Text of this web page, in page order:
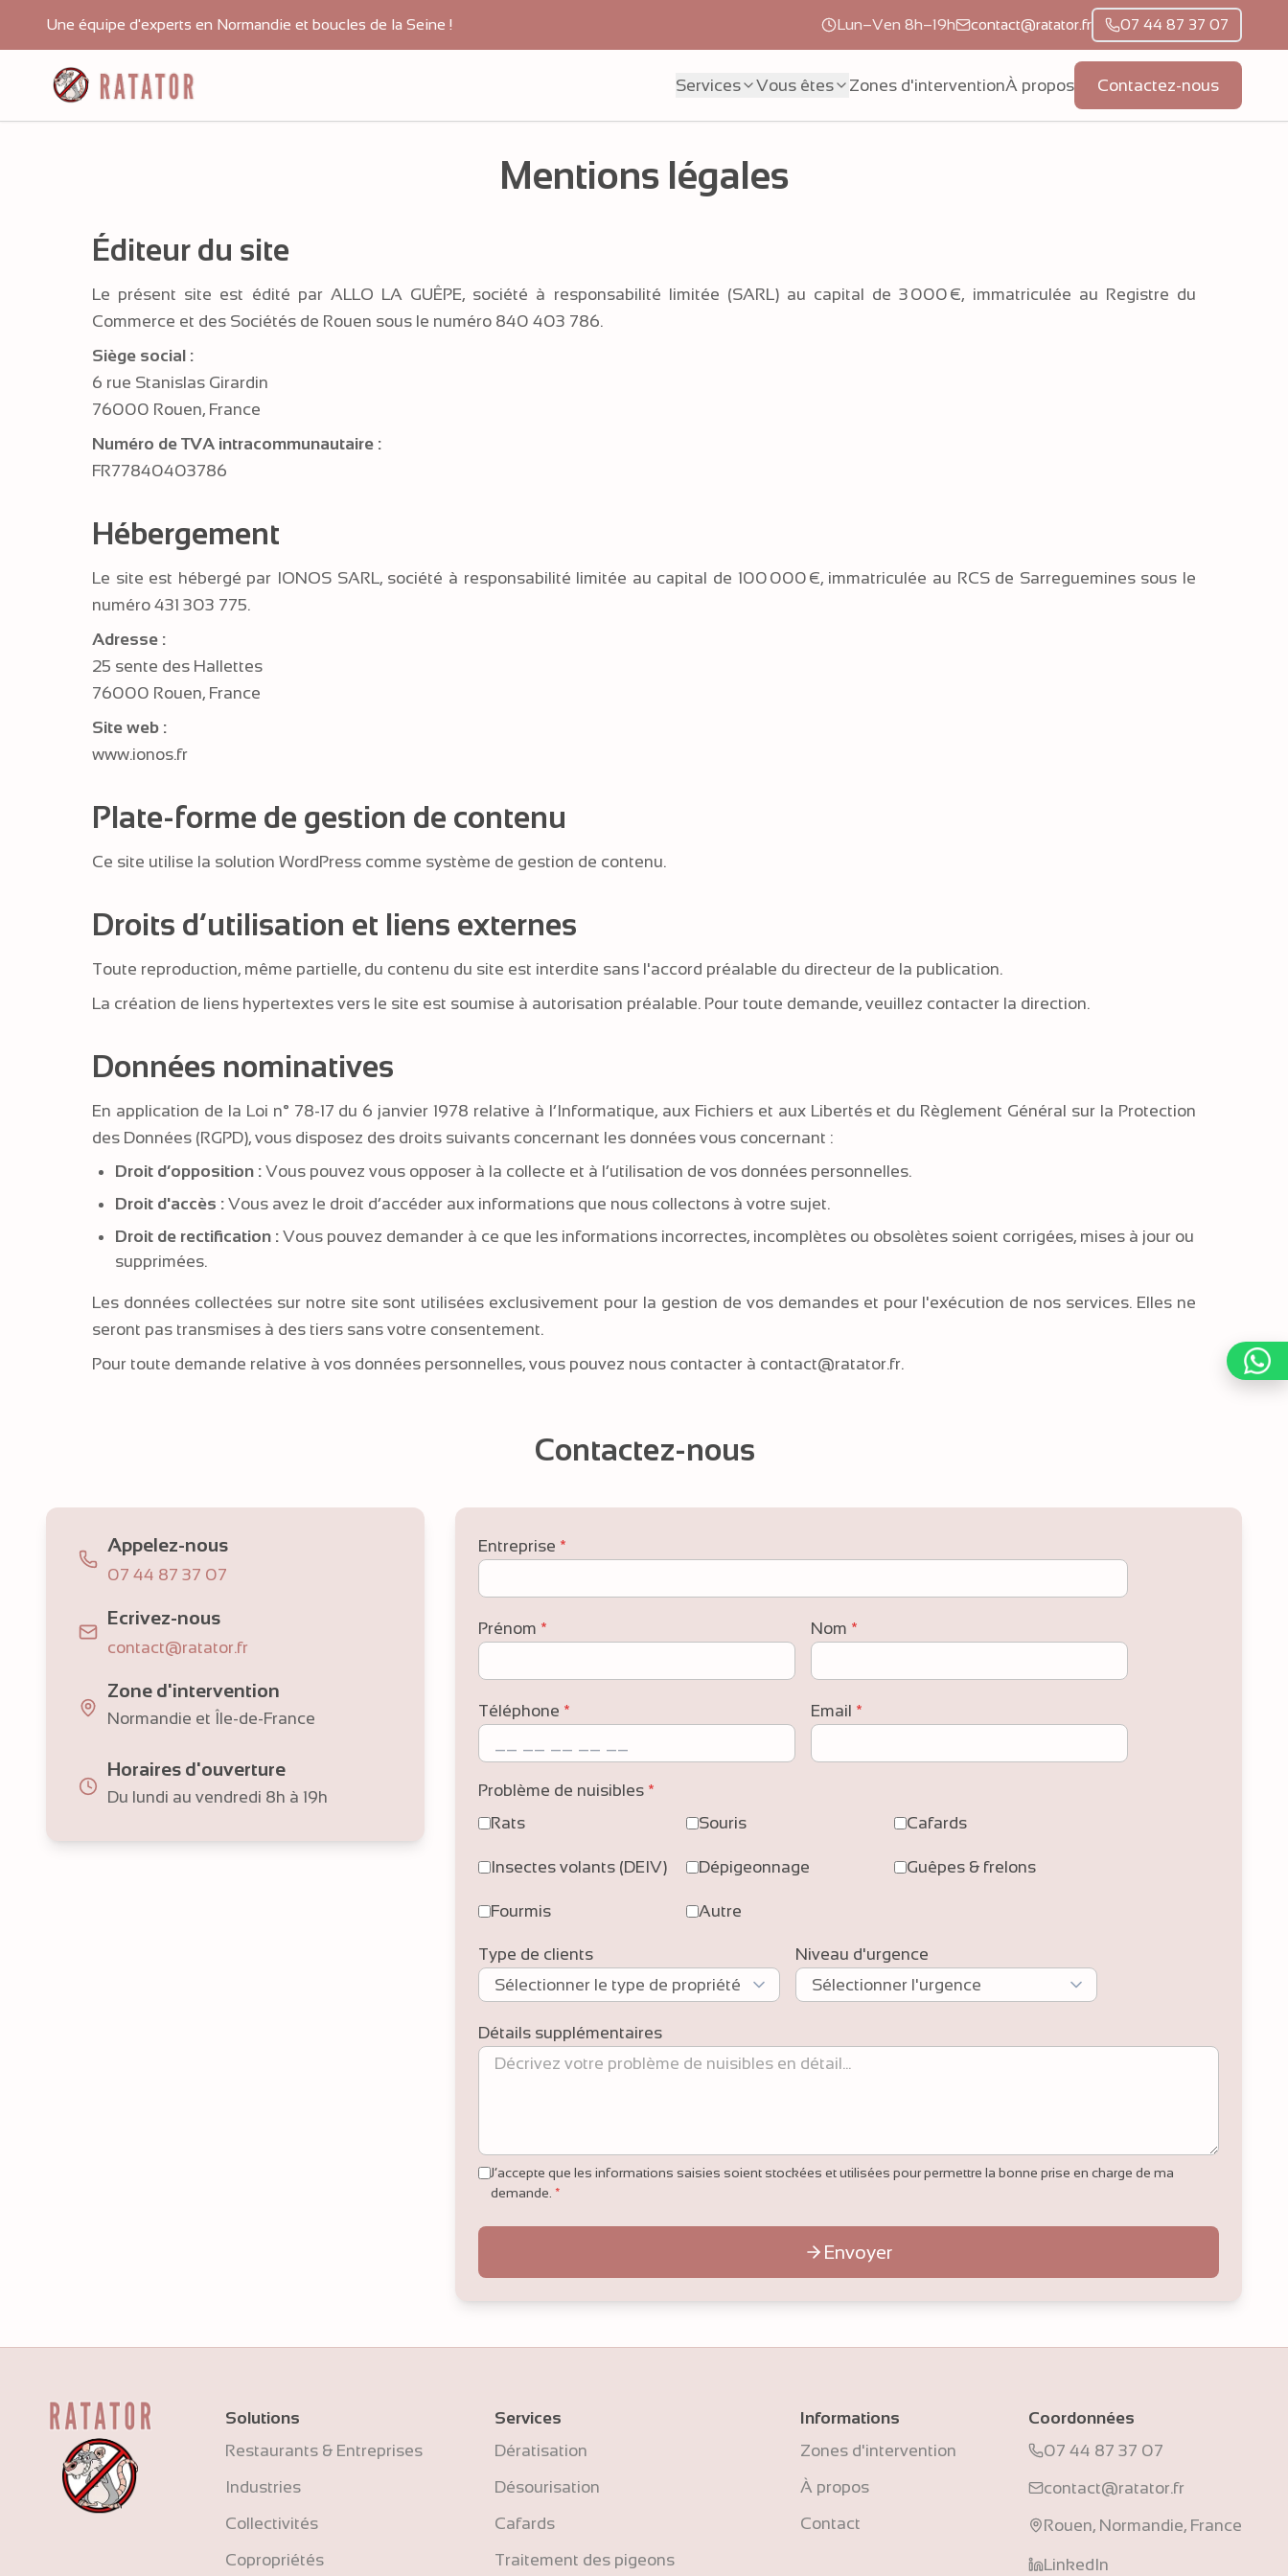
Une équipe d'experts en Normandie et boucles de la Seine ! Lun–Ven 8h–19h contact@ratator.fr 07 44 87 37 07
Services Vous êtes Zones d'interventionÀ propos Contactez-nous
Mentions légales
Éditeur du site
Le présent site est édité par ALLO LA GUÊPE, société à responsabilité limitée (SARL) au capital de 3 000 €, immatriculée au Registre du
Commerce et des Sociétés de Rouen sous le numéro 840 403 786.
Siège social :
6 rue Stanislas Girardin
76000 Rouen, France
Numéro de TVA intracommunautaire :
FR77840403786
Hébergement
Le site est hébergé par IONOS SARL, société à responsabilité limitée au capital de 100 000 €, immatriculée au RCS de Sarreguemines sous le
numéro 431 303 775.
Adresse :
25 sente des Hallettes
76000 Rouen, France
Site web :
www.ionos.fr
Plate-forme de gestion de contenu
Ce site utilise la solution WordPress comme système de gestion de contenu.
Droits d’utilisation et liens externes
Toute reproduction, même partielle, du contenu du site est interdite sans l'accord préalable du directeur de la publication.
La création de liens hypertextes vers le site est soumise à autorisation préalable. Pour toute demande, veuillez contacter la direction.
Données nominatives
En application de la Loi n° 78-17 du 6 janvier 1978 relative à l’Informatique, aux Fichiers et aux Libertés et du Règlement Général sur la Protection
des Données (RGPD), vous disposez des droits suivants concernant les données vous concernant :
Droit d’opposition : Vous pouvez vous opposer à la collecte et à l’utilisation de vos données personnelles.
Droit d'accès : Vous avez le droit d’accéder aux informations que nous collectons à votre sujet.
Droit de rectification : Vous pouvez demander à ce que les informations incorrectes, incomplètes ou obsolètes soient corrigées, mises à jour ou
supprimées.
Les données collectées sur notre site sont utilisées exclusivement pour la gestion de vos demandes et pour l'exécution de nos services. Elles ne
seront pas transmises à des tiers sans votre consentement.
Pour toute demande relative à vos données personnelles, vous pouvez nous contacter à contact@ratator.fr.
Contactez-nous
Appelez-nous
07 44 87 37 07
Ecrivez-nous
contact@ratator.fr
Zone d'intervention
Normandie et Île-de-France
Horaires d'ouverture
Du lundi au vendredi 8h à 19h
Entreprise *
Prénom * Nom *
Téléphone * Email *
Problème de nuisibles *
Rats
Souris Cafards
Insectes volants (DEIV) Dépigeonnage Guêpes & frelons
Fourmis Autre
Type de clients Niveau d'urgence
Détails supplémentaires
J’accepte que les informations saisies soient stockées et utilisées pour permettre la bonne prise en charge de ma
demande. *
Envoyer
Solutions
Restaurants & Entreprises
Industries
Collectivités
Copropriétés
Services
Dératisation
Désourisation
Cafards
Traitement des pigeons
Informations
Zones d'intervention
À propos
Contact
Coordonnées
07 44 87 37 07
contact@ratator.fr
Rouen, Normandie, France
LinkedIn